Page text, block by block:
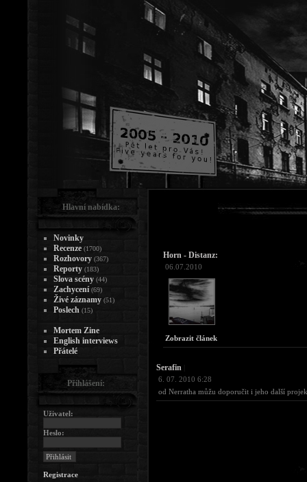
Horn - Distanz:
06.07.2010
Zobrazit článek
Serafin
6. 07. 2010 6:28
od Nerratha můžu doporučit i jeho další
Hlavní nabídka:
Novinky
Recenze (1700)
Rozhovory (367)
Reporty (183)
Slova scény (44)
Zachycení (69)
Živé záznamy (51)
Poslech (15)
Mortem Zine
English interviews
Přátelé
Přihlášení:
Uživatel:
Heslo:
Registrace